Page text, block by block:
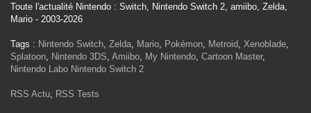
Toute l'actualité Nintendo : Switch, Nintendo Switch 2, amiibo, Zelda,
Mario - 2003-2026
Tags : Nintendo Switch, Zelda, Mario, Pokémon, Metroid, Xenoblade,
Splatoon, Nintendo 3DS, Amiibo, My Nintendo, Cartoon Master,
Nintendo Labo Nintendo Switch 2
RSS Actu, RSS Tests